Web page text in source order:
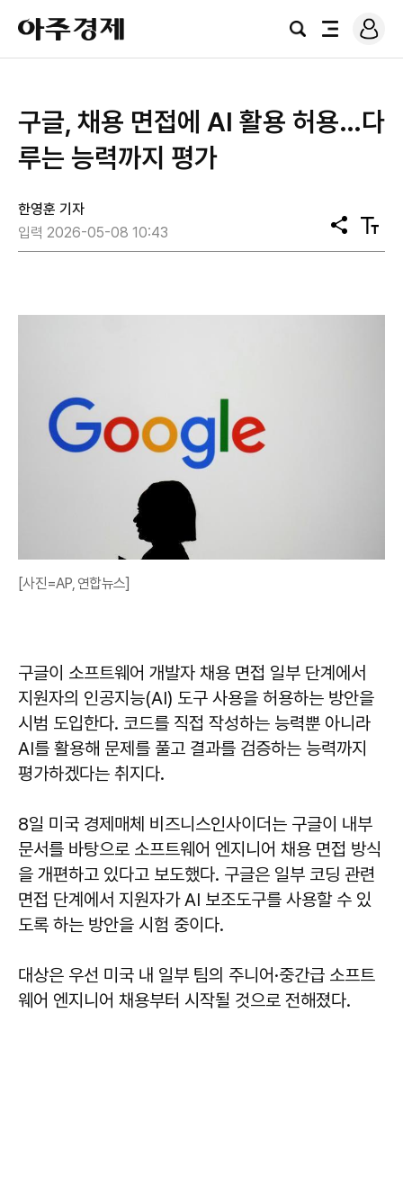
아
주
경
검
전
로
그
구글, 채용 면접에 AI 활용 허용…다
루는 능력까지 평가
한영훈 기자
입력 2026-05-08 10:43
공
유
텍
스
[사진=AP, 연합뉴스]
구글이 소프트웨어 개발자 채용 면접 일부 단계에서
지원자의 인공지능(AI) 도구 사용을 허용하는 방안을
시범 도입한다. 코드를 직접 작성하는 능력뿐 아니라
AI를 활용해 문제를 풀고 결과를 검증하는 능력까지
평가하겠다는 취지다.
8일 미국 경제매체 비즈니스인사이더는 구글이 내부
문서를 바탕으로 소프트웨어 엔지니어 채용 면접 방식
을 개편하고 있다고 보도했다. 구글은 일부 코딩 관련
면접 단계에서 지원자가 AI 보조도구를 사용할 수 있
도록 하는 방안을 시험 중이다.
대상은 우선 미국 내 일부 팀의 주니어·중간급 소프트
웨어 엔지니어 채용부터 시작될 것으로 전해졌다.